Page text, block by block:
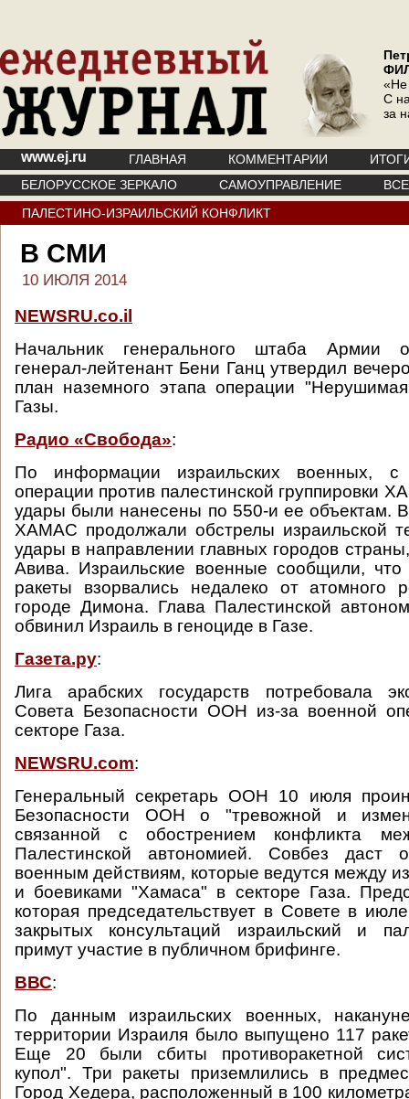
«Не
С
за
www.ej.ru ГЛАВНАЯ КОММЕНТАРИИ
БЕЛОРУССКОЕ ЗЕРКАЛО
САМОУПРАВЛЕНИЕ
ПАЛЕСТИНО-ИЗРАИЛЬСКИЙ КОНФЛИКТ
В СМИ
10 ИЮЛЯ 2014
NEWSRU.co.il
Начальник генерального штаба Армии
генерал-лейтенант Бени Ганц утвердил
план наземного этапа операции
Газы.
Радио «Свобода»:
По информации израильских военных, с
операции против палестинской группировки
удары были нанесены по 550-и ее объектам.
ХАМАС продолжали обстрелы израильской
удары в направлении главных городов
Авива. Израильские военные сообщили, что
ракеты взорвались недалеко от атомного
городе Димона. Глава Палестинской
обвинил Израиль в геноциде в Газе.
Газета.ру:
Лига арабских государств потребовала
Совета Безопасности ООН из-за военной
секторе Газа.
NEWSRU.com:
Генеральный секретарь ООН 10 июля
Безопасности ООН о "тревожной и
связанной с обострением конфликта
Палестинской автономией. Совбез даст
военным действиям, которые ведутся между
и боевиками "Хамаса" в секторе Газа.
которая председательствует в Совете в
закрытых консультаций израильский и
примут участие в публичном брифинге.
ВВС:
По данным израильских военных,
территории Израиля было выпущено 117
Еще 20 были сбиты противоракетной
купол". Три ракеты приземлились в
Город Хедера, расположенный в 100